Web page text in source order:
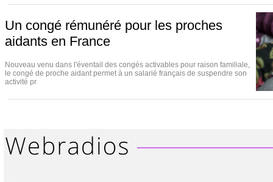
Un congé rémunéré pour les proches
aidants en France
Nouveau venu dans l'éventail des congés activables pour raison familiale,
le congé de proche aidant permet à un salarié français de suspendre son
activité pr